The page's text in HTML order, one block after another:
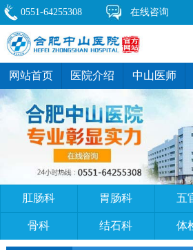
网站首页 医院介绍 中山医师
肛肠科 胃肠科 五
骨科 结石科 体
0551-64255308 在线咨询